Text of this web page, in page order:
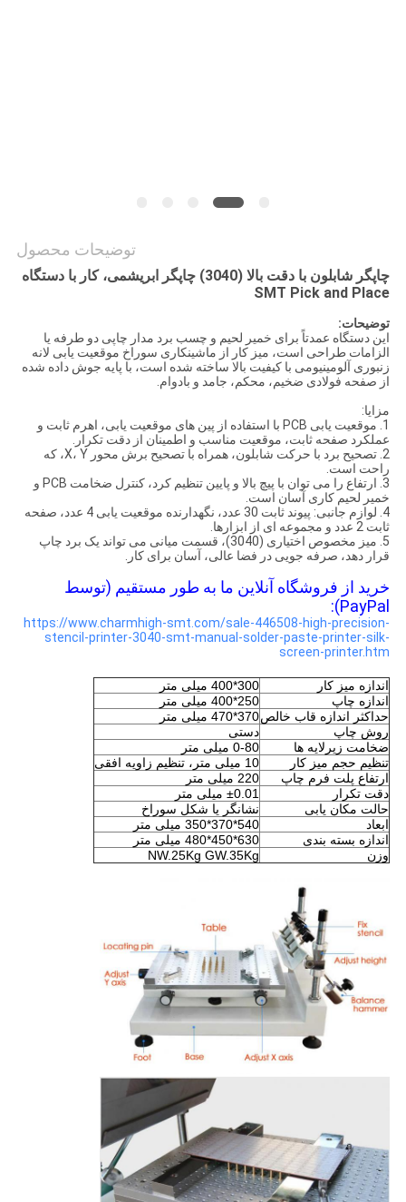
توضیحات محصول
چاپگر شابلون با دقت بالا (3040) چاپگر ابریشمی، کار با دستگاه
SMT Pick and Place
توضیحات:
این دستگاه عمدتاً برای خمیر لحیم و چسب برد مدار چاپی دو طرفه یا
الزامات طراحی است، میز کار از ماشینکاری سوراخ موقعیت یابی لانه
زنبوری آلومینیومی با کیفیت بالا ساخته شده است، با پایه جوش داده شده
از صفحه فولادی ضخیم، محکم، جامد و بادوام.
مزایا:
1. موقعیت یابی PCB با استفاده از پین های موقعیت یابی، اهرم ثابت و
عملکرد صفحه ثابت، موقعیت مناسب و اطمینان از دقت تکرار.
2. تصحیح برد با حرکت شابلون، همراه با تصحیح برش محور X، Y، که
راحت است.
3. ارتفاع را می توان با پیچ بالا و پایین تنظیم کرد، کنترل ضخامت PCB و
خمیر لحیم کاری آسان است.
4. لوازم جانبی: پیوند ثابت 30 عدد، نگهدارنده موقعیت یابی 4 عدد، صفحه
ثابت 2 عدد و مجموعه ای از ابزارها.
5. میز مخصوص اختیاری (3040)، قسمت میانی می تواند یک برد چاپ
قرار دهد، صرفه جویی در فضا عالی، آسان برای کار.
خرید از فروشگاه آنلاین ما به طور مستقیم (توسط
PayPal):
https://www.charmhigh-smt.com/sale-446508-high-precision-
stencil-printer-3040-smt-manual-solder-paste-printer-silk-
screen-printer.htm
اندازه میز کار
300*400 میلی متر
اندازه چاپ
250*400 میلی متر
حداکثر اندازه قاب خالص370*470 میلی متر
روش چاپ
دستی
ضخامت زیرلایه ها
0-80 میلی متر
تنظیم حجم میز کار
10 میلی متر، تنظیم زاویه افقی
ارتفاع پلت فرم چاپ
220 میلی متر
دقت تکرار
±0.01 میلی متر
حالت مکان یابی
نشانگر یا شکل سوراخ
ابعاد
540*370*350 میلی متر
اندازه بسته بندی
630*450*480 میلی متر
وزن
NW.25Kg GW.35Kg